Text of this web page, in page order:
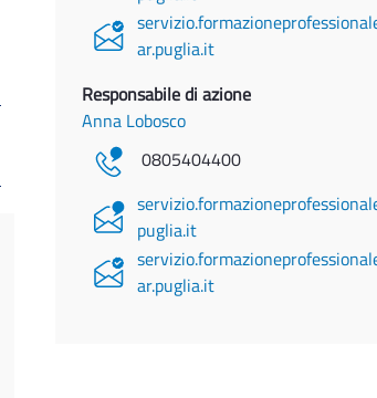
ar.puglia.it
Responsabile di azione
Anna Lobosco
0805404400
puglia.it
ar.puglia.it